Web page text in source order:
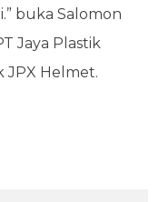
buka Salomon
Jaya Plastik
JPX Helmet.